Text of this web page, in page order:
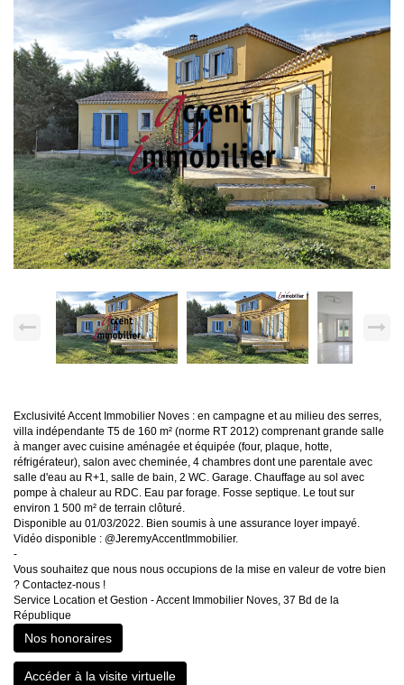
Exclusivité Accent Immobilier Noves : en campagne et au milieu des serres,
villa indépendante T5 de 160 m² (norme RT 2012) comprenant grande salle
à manger avec cuisine aménagée et équipée (four, plaque, hotte,
réfrigérateur), salon avec cheminée, 4 chambres dont une parentale avec
salle d'eau au R+1, salle de bain, 2 WC. Garage. Chauffage au sol avec
pompe à chaleur au RDC. Eau par forage. Fosse septique. Le tout sur
environ 1 500 m² de terrain clôturé.
Disponible au 01/03/2022. Bien soumis à une assurance loyer impayé.
Vidéo disponible : @JeremyAccentImmobilier.
-
Vous souhaitez que nous nous occupions de la mise en valeur de votre bien
? Contactez-nous !
Service Location et Gestion - Accent Immobilier Noves, 37 Bd de la
République
Nos honoraires
Accéder à la visite virtuelle